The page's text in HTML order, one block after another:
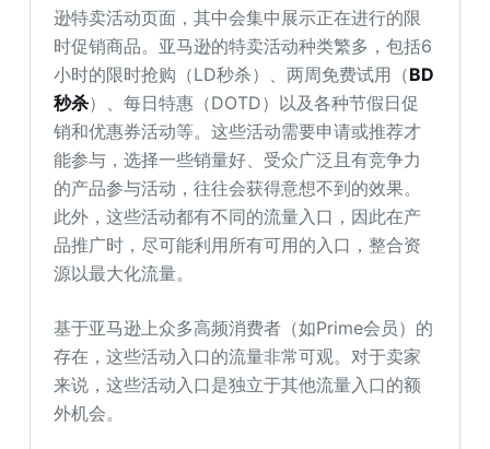
逊特卖活动页面，其中会集中展示正在进行的限
时促销商品。亚马逊的特卖活动种类繁多，包括6
小时的限时抢购（LD秒杀）、两周免费试用（BD
秒杀）、每日特惠（DOTD）以及各种节假日促
销和优惠券活动等。这些活动需要申请或推荐才
能参与，选择一些销量好、受众广泛且有竞争力
的产品参与活动，往往会获得意想不到的效果。
此外，这些活动都有不同的流量入口，因此在产
品推广时，尽可能利用所有可用的入口，整合资
源以最大化流量。
基于亚马逊上众多高频消费者（如Prime会员）的
存在，这些活动入口的流量非常可观。对于卖家
来说，这些活动入口是独立于其他流量入口的额
外机会。